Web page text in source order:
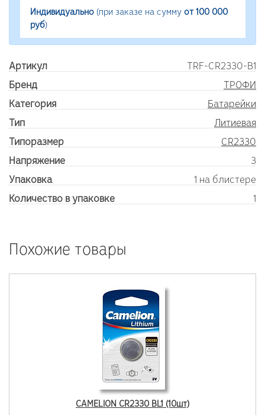
Индивидуально (при заказе на сумму от 100 000
руб)
Артикул
TRF-CR2330-B1
Бренд
ТРОФИ
Категория
Батарейки
Тип
Литиевая
Типоразмер
CR2330
Напряжение
3
Упаковка
1 на блистере
Количество в упаковке
1
Похожие товары
CAMELION CR2330 BL1 (10шт)